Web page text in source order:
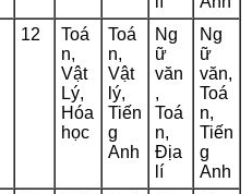
12
Toá
n,
Vật
Lý,
Hóa
học
Toá
n,
Vật
lý,
Tiến
g
Anh
Ng
ữ
văn
,
Toá
n,
Địa
lí
Ng
ữ
văn,
Toá
n,
Tiến
g
Anh